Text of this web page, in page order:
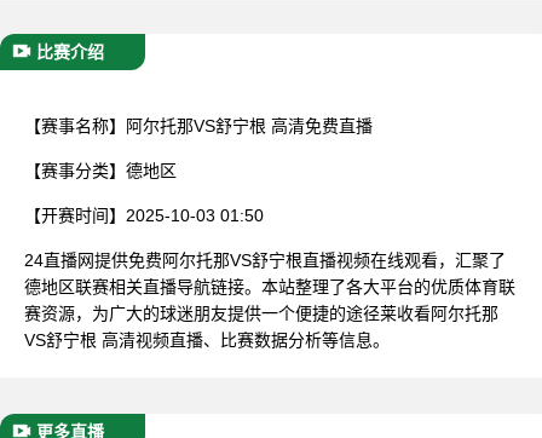
比赛介绍
【赛事名称】 阿尔托那VS舒宁根 高清免费直播
【赛事分类】 德地区
【开赛时间】 2025-10-03 01:50
24直播网提供免费阿尔托那VS舒宁根直播视频在线观看，汇聚了
德地区联赛相关直播导航链接。本站整理了各大平台的优质体育联
赛资源，为广大的球迷朋友提供一个便捷的途径莱收看阿尔托那
VS舒宁根 高清视频直播、比赛数据分析等信息。
更多直播